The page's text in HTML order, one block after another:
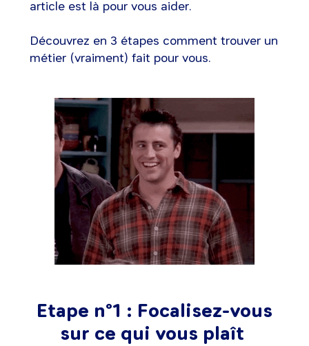
article est là pour vous aider.
Découvrez en 3 étapes comment trouver un
métier (vraiment) fait pour vous.
Etape n°1 : Focalisez-vous
sur ce qui vous plaît